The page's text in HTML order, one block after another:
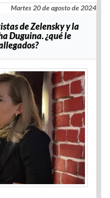
Martes 20 de agosto de 2024
de Zelensky y la
Duguina. ¿qué le